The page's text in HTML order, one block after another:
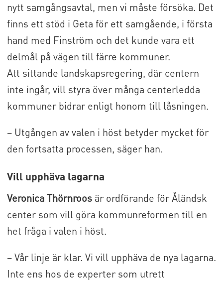
nytt samgångsavtal, men vi måste försöka. Det
finns ett stöd i Geta för ett samgående, i första
hand med Finström och det kunde vara ett
delmål på vägen till färre kommuner.
Att sittande landskapsregering, där centern
inte ingår, vill styra över många centerledda
kommuner bidrar enligt honom till låsningen.
– Utgången av valen i höst betyder mycket för
den fortsatta processen, säger han.
Vill upphäva lagarna
Veronica Thörnroosär ordförande för Åländsk
center som vill göra kommunreformen till en
het fråga i valen i höst.
– Vår linje är klar. Vi vill upphäva de nya lagarna.
Inte ens hos de experter som utrett